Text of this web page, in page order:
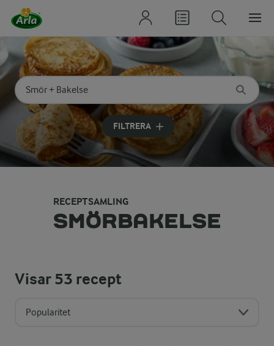
Sök på kategori eller ingrediens
Skriv in sökord för att få förslag
FILTRERA
RECEPTSAMLING
SMÖRBAKELSE
Visar53 recept
Popularitet